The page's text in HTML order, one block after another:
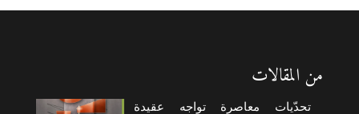
من المقالات
تحدّيات معاصرة تواجه عقيدة